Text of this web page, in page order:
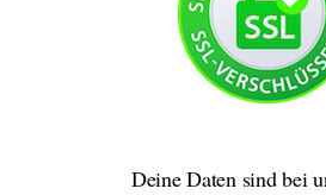
Deine Daten sind bei